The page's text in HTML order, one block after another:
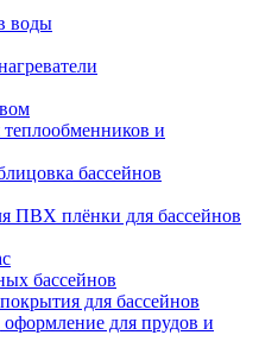
воды
и
бассейнов
ПВХ плёнки для бассейнов
бассейнов
для бассейнов
для прудов и